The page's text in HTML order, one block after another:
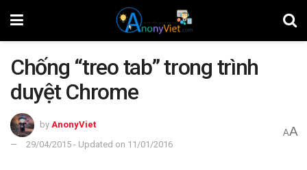
Chống “treo tab” trong trình
duyệt Chrome
by AnonyViet
29/04/2015 - Updated on 11/01/2016
AA